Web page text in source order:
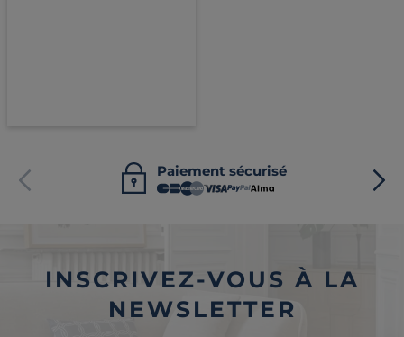
Paiement sécurisé
INSCRIVEZ-VOUS À LA
NEWSLETTER